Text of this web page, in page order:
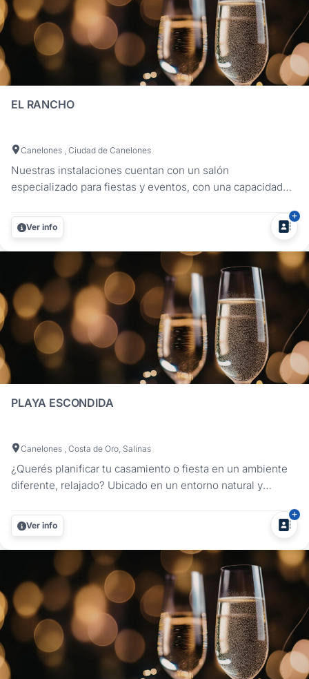
EL RANCHO
Canelones , Ciudad de Canelones
Nuestras instalaciones cuentan con un salón
especializado para fiestas y eventos, con una capacidad
totalmente equipado con tecnología, mobiliario e insumos
de la mejor calidad. Adyacente a él, una serie de piscinas
logran estilizar el...
Ver info
PLAYA ESCONDIDA
Canelones , Costa de Oro, Salinas
¿Querés planificar tu casamiento o fiesta en un ambiente
diferente, relajado? Ubicado en un entorno natural y
ofrecemos el lugar ideal para fiestas de cumpleaños,
despedidas, recepciones, producción fotográfica,
exteriores para fiestas de...
Ver info